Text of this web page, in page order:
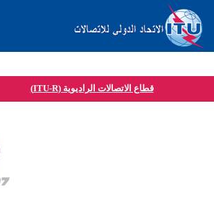
قطاع الاتصالات الراديوية (ITU-R)